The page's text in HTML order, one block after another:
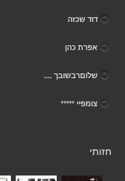
דוד שכזה
אפרת כהן
שלוםרבשובך ....
צומפיי *****
חזותי